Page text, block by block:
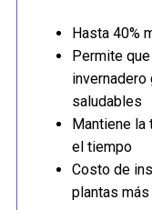
Hasta 40%
Permite
invernadero
saludables
Mantiene la
el tiempo
Costo de
plantas